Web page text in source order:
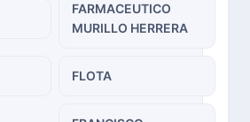
FARMACEUTICO
MURILLO HERRERA
FLOTA